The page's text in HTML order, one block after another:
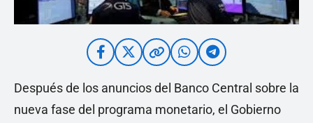
Después de los anuncios del Banco Central sobre la
nueva fase del programa monetario, el Gobierno